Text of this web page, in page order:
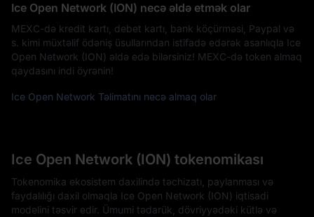
Ice Open Network (ION) necə əldə etmək olar
MEXC-də kredit kartı, debet kartı, bank köçürməsi, Paypal və
s. kimi müxtəlif ödəniş üsullarından istifadə edərək asanlıqla Ice
Open Network (ION) əldə edə bilərsiniz! MEXC-də token almaq
qaydasını indi öyrənin!
Ice Open Network Təlimatını necə almaq olar
Ice Open Network (ION) tokenomikası
Tokenomika ekosistem daxilində təchizatı, paylanması və
faydalılığı daxil olmaqla Ice Open Network (ION) iqtisadi
modelini təsvir edir. Ümumi tədarük, dövriyyədəki kütlə və